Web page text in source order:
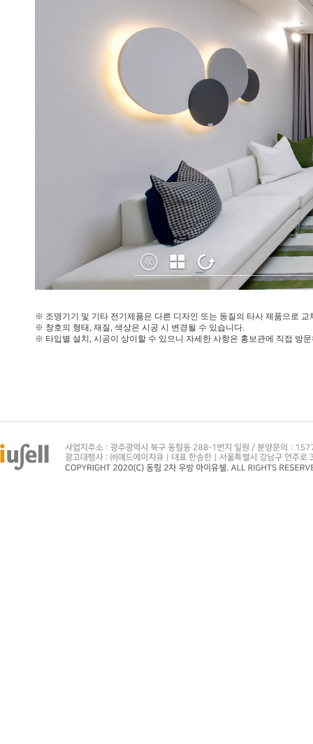
※ 조명기기 및 기타 전기제품은 다른 디자인 또는 동질의 타사 제품으로 교
※ 창호의 형태, 재질, 색상은 시공 시 변경될 수 있습니다.
※ 타입별 설치, 시공이 상이할 수 있으니 자세한 사항은 홍보관에 직접 방